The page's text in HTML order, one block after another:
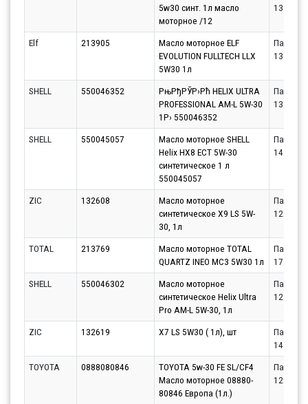
5w30 синт. 1л масло
моторное /12
Elf 213905
Масло моторное ELF
EVOLUTION FULLTECH LLX
5W30 1л
Партнёр
SHELL 550046352
РњРђРЎР›Рћ HELIX ULTRA
PROFESSIONAL AM-L 5W-30
1Р› 550046352
Партнёр
SHELL 550045057
Масло моторное SHELL
Helix HX8 ECT 5W-30
синтетическое 1 л
550045057
Партнёр
ZIC 132608
Масло моторное
синтетическое X9 LS 5W-
30, 1л
Партнёр
TOTAL 213769
Масло моторное TOTAL
QUARTZ INEO MC3 5W30 1л
Партнёр
SHELL
550046302
Масло моторное
синтетическое Helix Ultra
Pro AM-L 5W-30, 1л
Партнёр
ZIC 132619 X7 LS 5W30 ( 1л), шт
Партнёр
TOYOTA
0888080846
TOYOTA 5w-30 FE SL/CF4
Масло моторное 08880-
80846 Европа (1л.)
Партнёр